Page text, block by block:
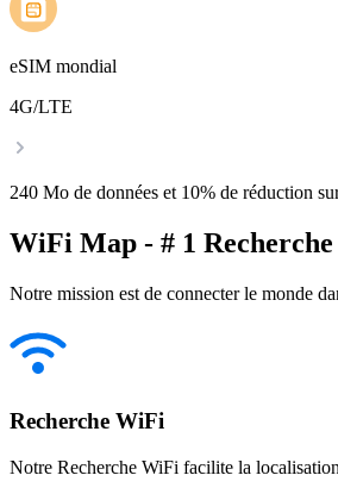
eSIM mondial
4G/LTE
240 Mo de données et 10% de réduction
WiFi Map - # 1
Notre mission est de connecter le monde
Recherche WiFi
Notre Recherche WiFi facilite la